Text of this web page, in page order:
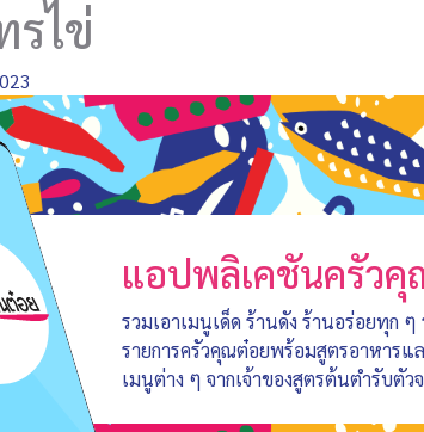
ไข่
แอปพลิเคชันครัว
รวมเอาเมนูเด็ด ร้านดัง ร้านอร่อยทุก
รายการครัวคุณต๋อยพร้อมสูตรอาหารแ
เมนูต่าง ๆ จากเจ้าของสูตรต้นตำรับตัว